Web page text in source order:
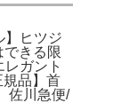
】ヒツジ
きる限
ガント
規品】首
佐川急便/